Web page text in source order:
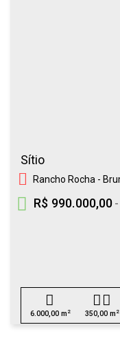
Sítio
Rancho Rocha -
R$ 990.000,00
6.000,00 m 2 350,00 m 2